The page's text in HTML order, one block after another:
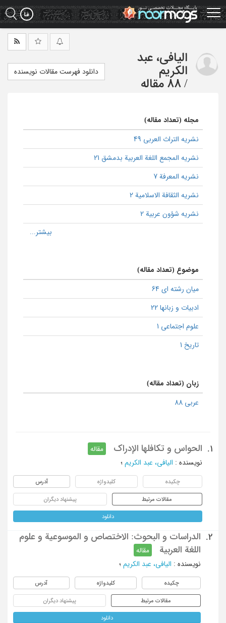
Skip
to
main
الیافی، عبد
الکریم
/ 88 مقاله
دانلود فهرست مقالات نویسنده
مجله (تعداد مقاله)
نشریه التراث العربی 49
نشریه المجمع اللغة العربیة بدمشق 21
نشریه المعرفة 7
نشریه الثقافة الاسلامیة 2
نشریه شؤون عربیة 2
موضوع (تعداد مقاله)
میان رشته ای 64
ادبیات و زبانها 22
علوم اجتماعی 1
تاریخ 1
زبان (تعداد مقاله)
عربی 88
1. الحواس و تکافلها الإدراک
مقاله
نویسنده : الیافی، عبد الکریم ؛
چکیده کلیدواژه آدرس
مقالات مرتبط پیشنهاد دیگران
دانلود
2.
الدراسات و البحوث: الاختصاص و الموسوعیة و علوم
اللغة العربیة
مقاله
نویسنده : الیافی، عبد الکریم ؛
چکیده کلیدواژه آدرس
مقالات مرتبط پیشنهاد دیگران
دانلود